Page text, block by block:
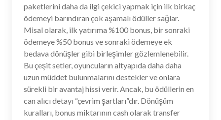
paketlerini daha da ilgi çekici yapmak için ilk birkaç
ödemeyi barındıran çok aşamalı ödüller sağlar.
Misal olarak, ilk yatırıma %100 bonus, bir sonraki
ödemeye %50 bonus ve sonraki ödemeye ek
bedava dönüşler gibi birleşimler gözlemlenebilir.
Bu çeşit setler, oyuncuların altyapıda daha daha
uzun müddet bulunmalarını destekler ve onlara
sürekli bir avantaj hissi verir. Ancak, bu ödüllerin en
can alıcı detayı “çevrim şartları”dır. Dönüşüm
kuralları, bonus miktarının cash olarak transfer